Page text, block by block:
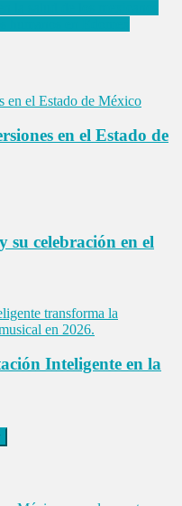
en el Estado de
su celebración en el
Inteligente en la